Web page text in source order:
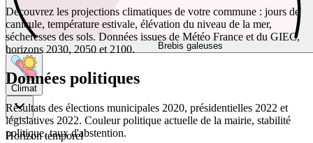
Brebis galeuses
Climat
Horizon temporel
Découvrez les projections climatiques de votre commune : jours de
canicule, température estivale, élévation du niveau de la mer,
sécheresses des sols. Données issues de Météo France et du GIEC,
horizons 2030, 2050 et 2100.
Données politiques
Résultats des élections municipales 2020, présidentielles 2022 et
législatives 2022. Couleur politique actuelle de la mairie, stabilité
politique, taux d'abstention.